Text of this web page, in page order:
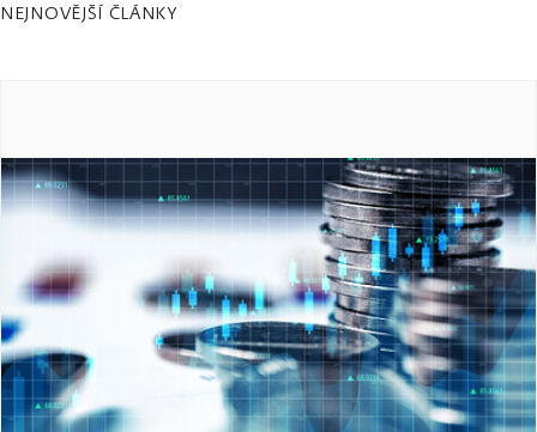
NEJNOVĚJŠÍ ČLÁNKY